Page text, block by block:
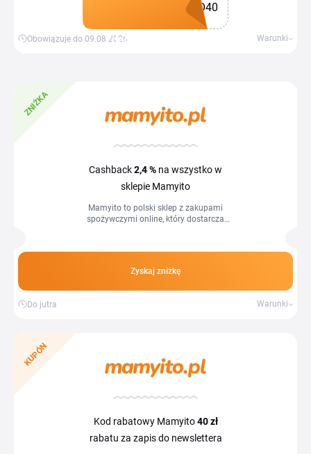
Zdobądź kupon
O40
Obowiązuje do 09.08.2026 Warunki
ZNIŻKA
Cashback2,4 % na wszystko w
sklepie Mamyito
Mamyito to polski sklep z zakupami
spożywczymi online, który dostarcza
tu...
Zyskaj zniżkę
Do jutra Warunki
KUPÓN
Kod rabatowy Mamyito40 zł
rabatu za zapis do newslettera